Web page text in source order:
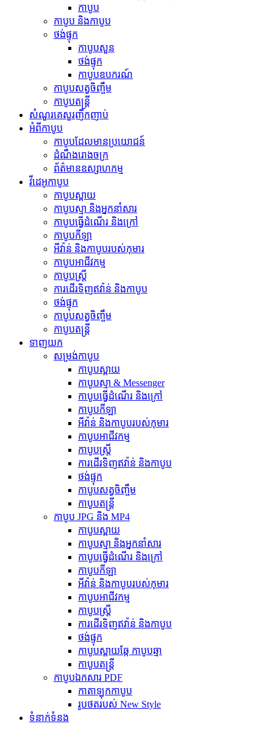
កាបូប
កាបូប និងកាបូប
ថង់ផ្ទុក
កាបូបសួន
ថង់ផ្ទុក
កាបូបឧបករណ៍
កាបូបសត្វចិញ្ចឹម
កាបូបតន្ត្រី
សំណួរគេសួរញឹកញាប់
អំពីកាបូប
កាបូបដែលមានប្រយោជន៍
ដំណឹងរោងចក្រ
ព័ត៌មានឧស្សាហកម្ម
វីដេអូកាបូប
កាបូបស្ពាយ
កាបូប​ស្មា និង​អ្នក​នាំសារ
កាបូបធ្វើដំណើរ និងក្រៅ
កាបូបកីឡា
អីវ៉ាន់ និងកាបូបរបស់កុមារ
កាបូបអាជីវកម្ម
កាបូបស្ត្រី
ការដើរទិញឥវ៉ាន់ និងកាបូប
ថង់ផ្ទុក
កាបូបសត្វចិញ្ចឹម
កាបូបតន្ត្រី
ទាញយក
សម្រង់កាបូប
កាបូបស្ពាយ
កាបូបស្មា & Messenger
កាបូបធ្វើដំណើរ និងក្រៅ
កាបូបកីឡា
អីវ៉ាន់ និងកាបូបរបស់កុមារ
កាបូបអាជីវកម្ម
កាបូបស្ត្រី
ការដើរទិញឥវ៉ាន់ និងកាបូប
ថង់ផ្ទុក
កាបូបសត្វចិញ្ចឹម
កាបូបតន្ត្រី
កាបូប JPG និង MP4
កាបូបស្ពាយ
កាបូប​ស្មា និង​អ្នក​នាំសារ
កាបូបធ្វើដំណើរ និងក្រៅ
កាបូបកីឡា
អីវ៉ាន់ និងកាបូបរបស់កុមារ
កាបូបអាជីវកម្ម
កាបូបស្ត្រី
ការដើរទិញឥវ៉ាន់ និងកាបូប
ថង់ផ្ទុក
កាបូបស្ពាយឆ្កែ កាបូបឆ្មា
កាបូបតន្ត្រី
កាបូបឯកសារ PDF
កាតាឡុកកាបូប
រូបថតរបស់ New Style
ទំនាក់ទំនង